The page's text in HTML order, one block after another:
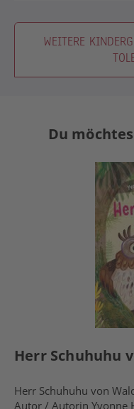
WEITERE
Du
Herr Schuhuhu
Herr Schuhuhu von
Autor / Autorin Yvonne